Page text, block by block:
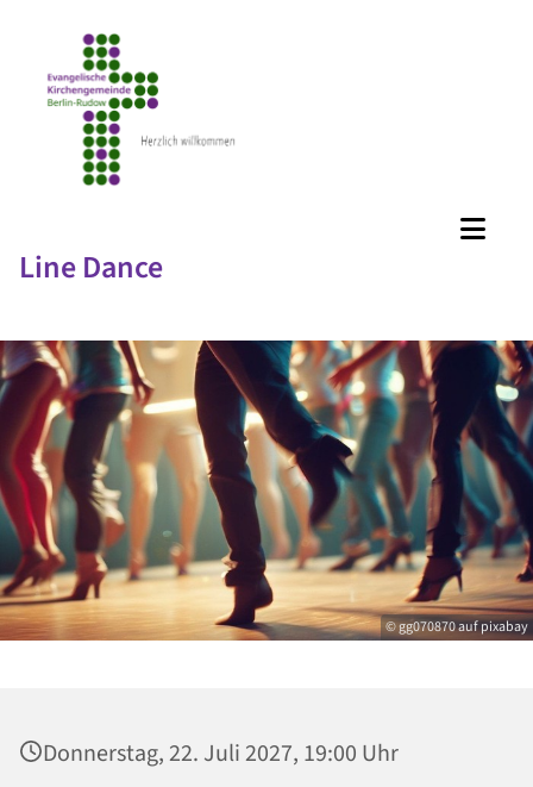
Line Dance
© gg070870 auf pixabay
Donnerstag, 22. Juli 2027, 19:00 Uhr